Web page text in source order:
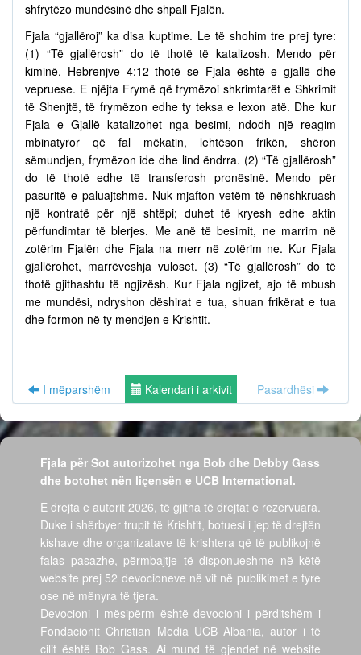
shfrytëzo mundësinë dhe shpall Fjalën.
Fjala “gjallëroj” ka disa kuptime. Le të shohim tre prej tyre:
(1) “Të gjallërosh” do të thotë të katalizosh. Mendo për
kiminë. Hebrenjve 4:12 thotë se Fjala është e gjallë dhe
vepruese. E njëjta Frymë që frymëzoi shkrimtarët e Shkrimit
të Shenjtë, të frymëzon edhe ty teksa e lexon atë. Dhe kur
Fjala e Gjallë katalizohet nga besimi, ndodh një reagim
mbinatyror që fal mëkatin, lehtëson frikën, shëron
sëmundjen, frymëzon ide dhe lind ëndrra. (2) “Të gjallërosh”
do të thotë edhe të transferosh pronësinë. Mendo për
pasuritë e paluajtshme. Nuk mjafton vetëm të nënshkruash
një kontratë për një shtëpi; duhet të kryesh edhe aktin
përfundimtar të blerjes. Me anë të besimit, ne marrim në
zotërim Fjalën dhe Fjala na merr në zotërim ne. Kur Fjala
gjallërohet, marrëveshja vuloset. (3) “Të gjallërosh” do të
thotë gjithashtu të ngjizësh. Kur Fjala ngjizet, ajo të mbush
me mundësi, ndryshon dëshirat e tua, shuan frikërat e tua
dhe formon në ty mendjen e Krishtit.
I mëparshëm Kalendari i arkivit Pasardhësi
Fjala për Sot autorizohet nga Bob dhe Debby Gass
dhe botohet nën liçensën e UCB International.
E drejta e autorit 2026, të gjitha të drejtat e rezervuara.
Duke i shërbyer trupit të Krishtit, botuesi i jep të drejtën
kishave dhe organizatave të krishtera që të publikojnë
falas pasazhe, përmbajtje të disponueshme në këtë
website prej 52 devocioneve në vit në publikimet e tyre
ose në mënyra të tjera.
Devocioni i mësipërm është devocioni i përditshëm i
Fondacionit Christian Media UCB Albania, autor i të
cilit është Bob Gass. Ai mund të gjendet në website